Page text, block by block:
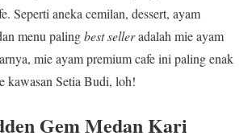
Seperti aneka cemilan, dessert, ayam
menu palingbest selleradalah mie ayam
mie ayam premium cafe ini paling enak
kawasan Setia Budi, loh!
Gem Medan Kari